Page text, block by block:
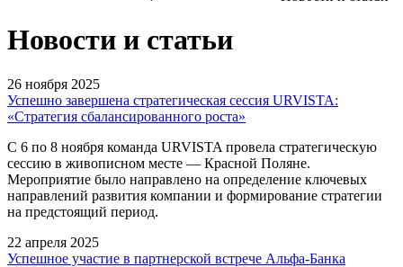
Новости и статьи
26 ноября 2025
Успешно завершена стратегическая сессия URVISTA:
«Стратегия сбалансированного роста»
С 6 по 8 ноября команда URVISTA провела стратегическую
сессию в живописном месте — Красной Поляне.
Мероприятие было направлено на определение ключевых
направлений развития компании и формирование стратегии
на предстоящий период.
22 апреля 2025
Успешное участие в партнерской встрече Альфа-Банка